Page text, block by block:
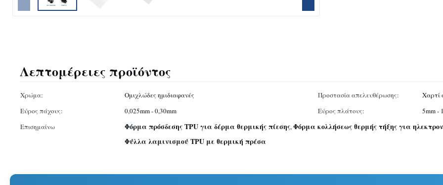
Λεπτομέρειες προϊόντος
Χρώμα: Ομιχλώδες ημιδιαφανές Προστασία απελευθέρωσης:
Χαρτί
Εύρος πάχους:
0,025mm - 0,30mm Εύρος πλάτους:
5mm -
Επισημαίνω
Φόρμα πρόσδεσης TPU για δέρμα θερμικής πίεσης,Φόρμα κολλήσεως θερμής τήξης για
Φύλλα λαμινισμού TPU με θερμική πρέσα